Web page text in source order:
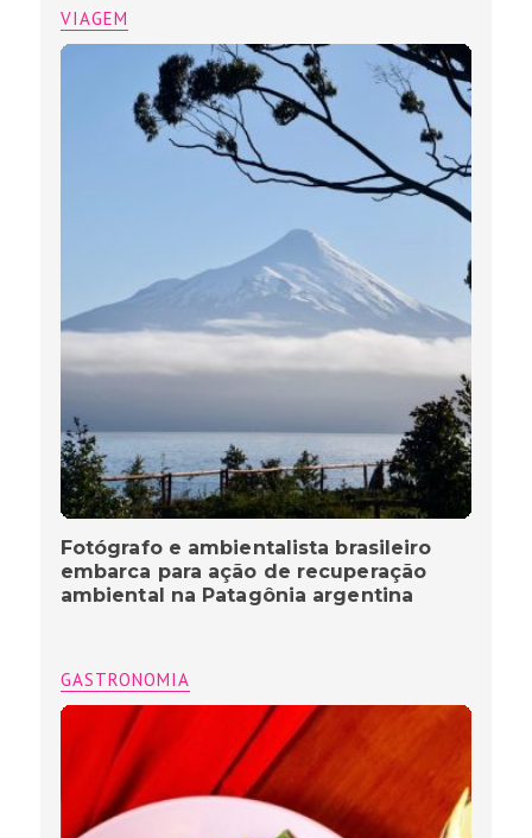
VIAGEM
Fotógrafo e ambientalista brasileiro
embarca para ação de recuperação
ambiental na Patagônia argentina
GASTRONOMIA